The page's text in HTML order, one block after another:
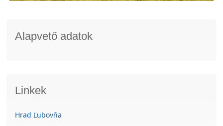
Alapvető adatok
Linkek
Hrad Ľubovňa